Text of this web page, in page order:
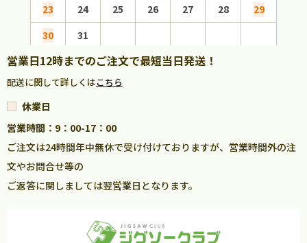
23
24 25 26 27 28
29
30
31
営業日12時までのご注文で最短当日発送！
配送に関して詳しくはこちら
休業日
営業時間：9：00-17：00
ご注文は24時間年中無休で受け付けておりますが、営業時間外の注
文やお問合せ等の
ご返答に関しましては翌営業日となります。